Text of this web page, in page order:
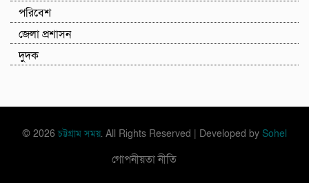
পরিবেশ
জেলা প্রশাসন
দুদক
© 2026চট্টগ্রাম সময়. All Rights Reserved | Developed by Sohel
গোপনীয়তা নীতি